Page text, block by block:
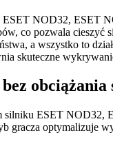
NOD32, ESET
co pozwala
a wszystko to
skuteczne
obciążania
silniku ESET NOD32,
gracza optymalizuje